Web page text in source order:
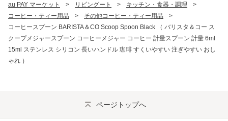
au PAY マーケット > リビングート > キッチン・食器・調理
>
コーヒー・ティー用品
> その他コーヒー・ティー用品
>
コーヒースプーン BARISTA＆CO Scoop Spoon Black （ バリスタ＆コー ス
クープメジャースプーン コーヒーメジャー コーヒー 計量スプーン 計量 6ml
15ml ステンレス シリコン 長いハンドル 珈琲 すくいやすい 注ぎやすい おし
ゃれ ）
ページトップへ